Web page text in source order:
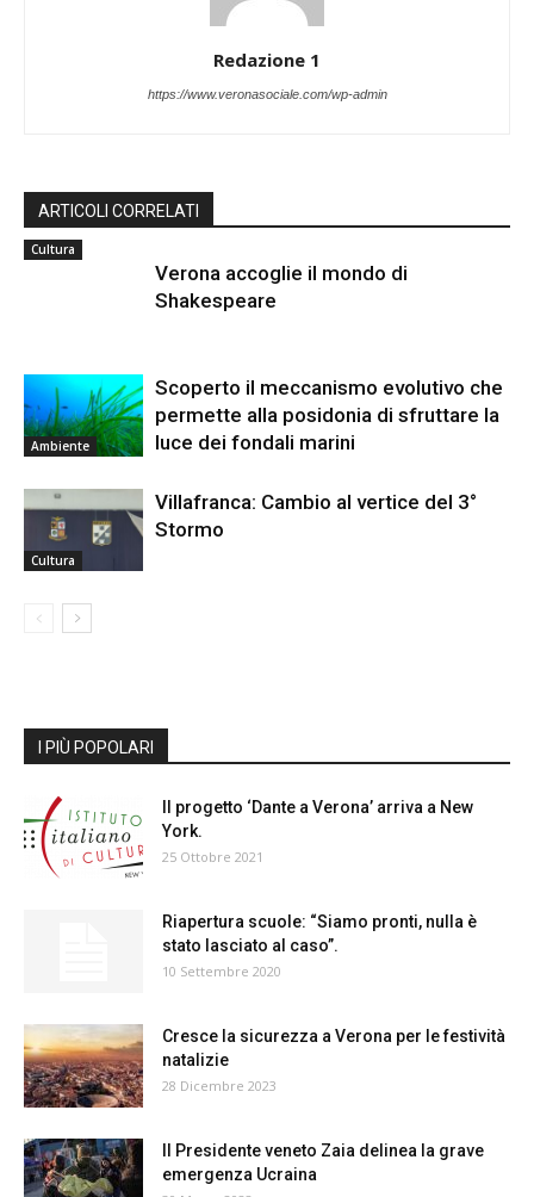
Redazione 1
https://www.veronasociale.com/wp-admin
ARTICOLI CORRELATI
Cultura
Verona accoglie il mondo di
Shakespeare
Ambiente
Scoperto il meccanismo evolutivo che
permette alla posidonia di sfruttare la
luce dei fondali marini
Cultura
Villafranca: Cambio al vertice del 3°
Stormo
I PIÙ POPOLARI
Il progetto ‘Dante a Verona’ arriva a New
York.
25 Ottobre 2021
Riapertura scuole: “Siamo pronti, nulla è
stato lasciato al caso”.
10 Settembre 2020
Cresce la sicurezza a Verona per le festività
natalizie
28 Dicembre 2023
Il Presidente veneto Zaia delinea la grave
emergenza Ucraina